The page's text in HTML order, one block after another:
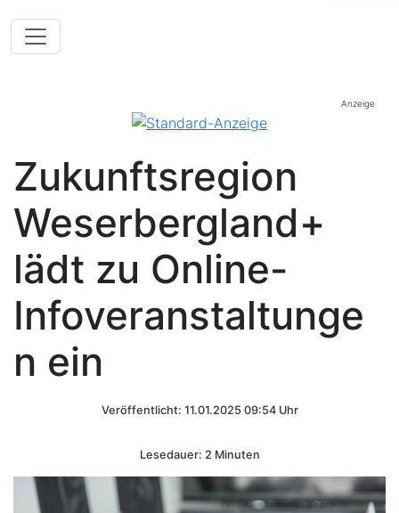
Anzeige
Zukunftsregion
Weserbergland+
lädt zu Online-
Infoveranstaltunge
n ein
Veröffentlicht: 11.01.2025 09:54 Uhr
Lesedauer: 2 Minuten